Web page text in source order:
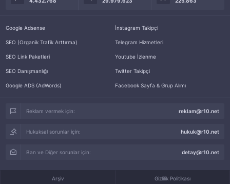
Google Adsense
SEO (Organik Trafik Arttırma)
SEO Link Paketleri
SEO Danışmanlığı
Google ADS (AdWords)
İnstagram Takipçi
Telegram Hizmetleri
Youtube İzlenme
Twitter Takipçi
Facebook Sayfa & Grup Alımı
Reklam vermek için: reklam@r10.net
Hukuksal sorunlar için: hukuk@r10.net
Ban ve Diğer sorunlar için: detay@r10.net
Arşiv Gizlilik Politikası